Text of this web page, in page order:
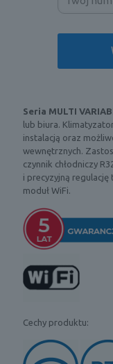
Seria MULTI
lub biura.
instalacją oraz
wewnętrznych.
czynnik chłodniczy
i precyzyjną
moduł WiFi.
Cechy produktu: